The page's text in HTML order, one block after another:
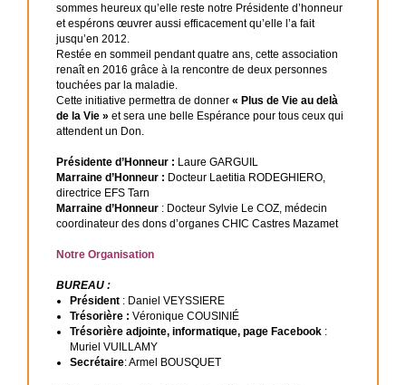
sommes heureux qu’elle reste notre Présidente d’honneur
et espérons œuvrer aussi efficacement qu’elle l’a fait
jusqu’en 2012.
Restée en sommeil pendant quatre ans, cette association
renaît en 2016 grâce à la rencontre de deux personnes
touchées par la maladie.
Cette initiative permettra de donner « Plus de Vie au delà
de la Vie » et sera une belle Espérance pour tous ceux qui
attendent un Don.
Présidente d’Honneur : Laure GARGUIL
Marraine d’Honneur : Docteur Laetitia RODEGHIERO,
directrice EFS Tarn
Marraine d’Honneur : Docteur Sylvie Le COZ, médecin
coordinateur des dons d’organes CHIC Castres Mazamet
Notre Organisation
BUREAU :
Président : Daniel VEYSSIERE
Trésorière : Véronique COUSINIÉ
Trésorière adjointe, informatique, page Facebook :
Muriel VUILLAMY
Secrétaire: Armel BOUSQUET